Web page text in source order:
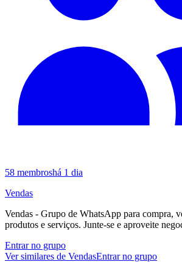
58 membroshá 1 dia
Vendas
Vendas - Grupo de WhatsApp para compra,
produtos e serviços. Junte-se e aproveite
Entrar no grupo
Ver similares de VendasEntrar no grupo